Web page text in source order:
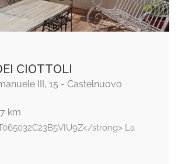
CIOTTOLI
III, 15 - Castelnuovo
km
strong> La